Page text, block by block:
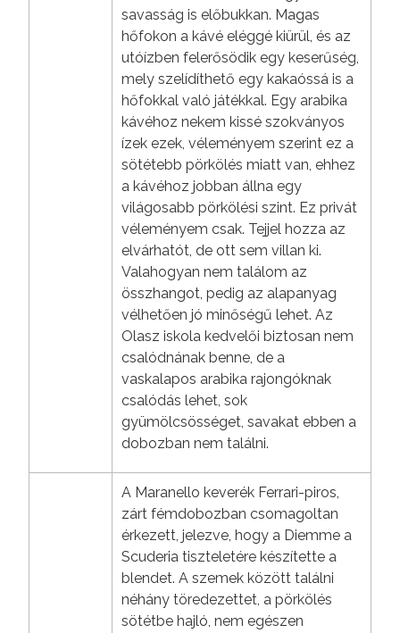
savasság is előbukkan. Magas
hőfokon a kávé eléggé kiürül, és az
utóízben felerősödik egy keserűség,
mely szelídíthető egy kakaóssá is a
hőfokkal való játékkal. Egy arabika
kávéhoz nekem kissé szokványos
ízek ezek, véleményem szerint ez a
sötétebb pörkölés miatt van, ehhez
a kávéhoz jobban állna egy
világosabb pörkölési szint. Ez privát
véleményem csak. Tejjel hozza az
elvárhatót, de ott sem villan ki.
Valahogyan nem találom az
összhangot, pedig az alapanyag
vélhetően jó minőségű lehet. Az
Olasz iskola kedvelői biztosan nem
csalódnának benne, de a
vaskalapos arabika rajongóknak
csalódás lehet, sok
gyümölcsösséget, savakat ebben a
dobozban nem találni.
A Maranello keverék Ferrari-piros,
zárt fémdobozban csomagoltan
érkezett, jelezve, hogy a Diemme a
Scuderia tiszteletére készítette a
blendet. A szemek között találni
néhány töredezettet, a pörkölés
sötétbe hajló, nem egészen